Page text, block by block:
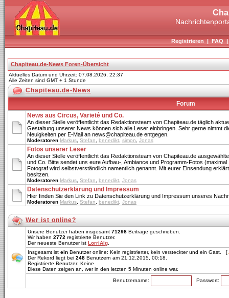
Registrieren|FAQ
Chapiteau.de-News Foren-Übersicht
Aktuelles Datum und Uhrzeit: 07.08.2026, 22:37
Alle Zeiten sind GMT + 1 Stunde
Chapiteau.de-News
Forum
News aus Circus, Varieté und Co.
An dieser Stelle veröffentlicht das Redaktionsteam von Chapiteau.de täglich
Gestaltung unserer News können sich alle Leser einbringen. Sehr gerne nimmt
Neuigkeiten per E-Mail an news@chapiteau.de entgegen.
Moderatoren Markus Stefan benedikt simon Jonas
Fotos unserer Leser
An dieser Stelle veröffentlicht das Redaktionsteam von Chapiteau.de
und Co. Bitte sendet uns eure Aufbau-, Ambiance und Programm-Fotos
Fotograf wird selbstverständlich namentlich genannt. Mit eurer Einsendung
besitzen.
Moderatoren Markus Stefan benedikt Jonas
Datenschutzerklärung und Impressum
Hier finden Sie den Link zu Datenschutzerklärung und Impressum unseres
Moderatoren Markus Stefan benedikt Jonas
Wer ist online?
Unsere Benutzer haben insgesamt 71298 Beiträge geschrieben.
Wir haben 2772 registrierte Benutzer.
Der neueste Benutzer ist LorriAlg
Insgesamt ist ein Benutzer online: Kein registrierter, kein versteckter und ein Gast. [
Der Rekord liegt bei 248 Benutzern am 21.12.2015, 00:18.
Registrierte Benutzer: Keine
Diese Daten zeigen an, wer in den letzten 5 Minuten online war.
Benutzername: Passwort: